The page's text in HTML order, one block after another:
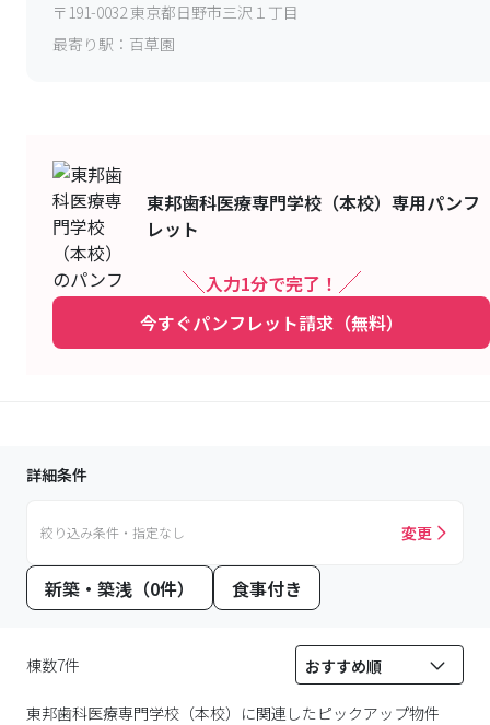
〒 191-0032東京都日野市三沢１丁目
最寄り駅： 百草園
東邦歯科医療専門学校（本校） 専用パンフ
レット
入力1分で完了！
今すぐパンフレット請求（無料）
詳細条件
絞り込み条件・指定なし 変更
新築・築浅（0件） 食事付き
棟数7件
東邦歯科医療専門学校（本校） に関連したピックアップ物件